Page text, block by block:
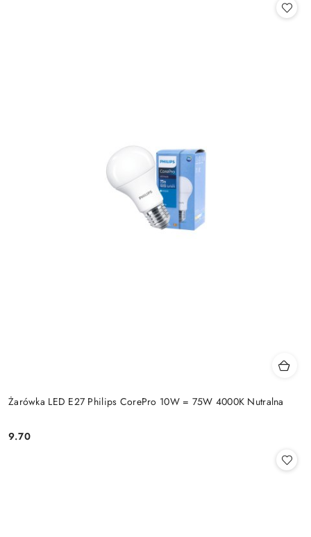
Żarówka LED E27 Philips CorePro 10W = 75W 4000K Nutralna
Cena:
9.70